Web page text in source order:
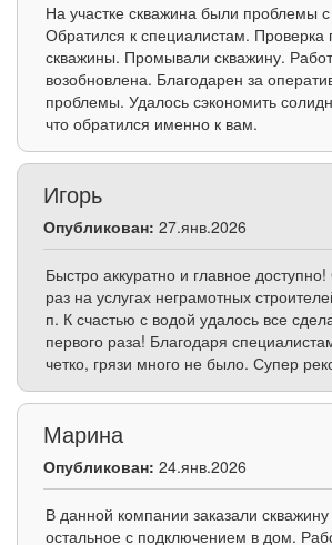
На участке скважина были проблемы
Обратился к специалистам. Проверка
скважины. Промывали скважину.
возобновлена. Благодарен за
проблемы. Удалось сэкономить
что обратился именно к вам.
Игорь
Опубликован: 27.янв.2026
Быстро аккуратно и главное
раз на услугах неграмотных
п. К счастью с водой удалось все
первого раза! Благодаря
четко, грязи много не было. Супер
Марина
Опубликован: 24.янв.2026
В данной компании заказали
остальное с подключением в дом.